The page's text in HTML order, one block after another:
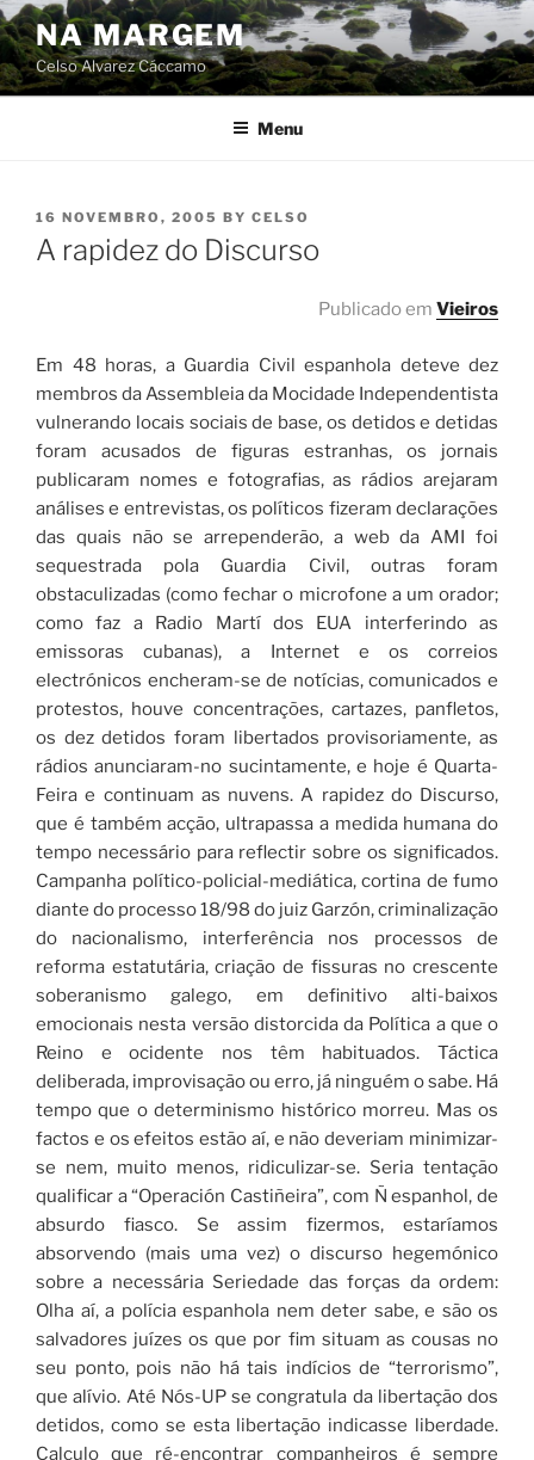
Skip
to
content
NA MARGEM
Celso Alvarez Cáccamo
Menu
POSTED
ON
16 NOVEMBRO, 2005 BY CELSO
A rapidez do Discurso
Publicado em Vieiros
Em 48 horas, a Guardia Civil espanhola deteve dez
membros da Assembleia da Mocidade Independentista
vulnerando locais sociais de base, os detidos e detidas
foram acusados de figuras estranhas, os jornais
publicaram nomes e fotografias, as rádios arejaram
análises e entrevistas, os políticos fizeram declarações
das quais não se arrependerão, a web da AMI foi
sequestrada pola Guardia Civil, outras foram
obstaculizadas (como fechar o microfone a um orador;
como faz a Radio Martí dos EUA interferindo as
emissoras cubanas), a Internet e os correios
electrónicos encheram-se de notícias, comunicados e
protestos, houve concentrações, cartazes, panfletos,
os dez detidos foram libertados provisoriamente, as
rádios anunciaram-no sucintamente, e hoje é Quarta-
Feira e continuam as nuvens. A rapidez do Discurso,
que é também acção, ultrapassa a medida humana do
tempo necessário para reflectir sobre os significados.
Campanha político-policial-mediática, cortina de fumo
diante do processo 18/98 do juiz Garzón, criminalização
do nacionalismo, interferência nos processos de
reforma estatutária, criação de fissuras no crescente
soberanismo galego, em definitivo alti-baixos
emocionais nesta versão distorcida da Política a que o
Reino e ocidente nos têm habituados. Táctica
deliberada, improvisação ou erro, já ninguém o sabe. Há
tempo que o determinismo histórico morreu. Mas os
factos e os efeitos estão aí, e não deveriam minimizar-
se nem, muito menos, ridiculizar-se. Seria tentação
qualificar a “Operación Castiñeira”, com Ñ espanhol, de
absurdo fiasco. Se assim fizermos, estaríamos
absorvendo (mais uma vez) o discurso hegemónico
sobre a necessária Seriedade das forças da ordem:
Olha aí, a polícia espanhola nem deter sabe, e são os
salvadores juízes os que por fim situam as cousas no
seu ponto, pois não há tais indícios de “terrorismo”,
que alívio. Até Nós-UP se congratula da libertação dos
detidos, como se esta libertação indicasse liberdade.
Calculo que ré-encontrar companheiros é sempre